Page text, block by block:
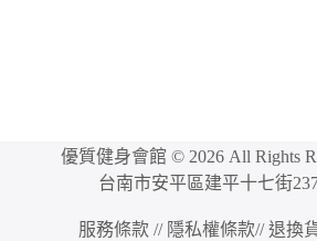
優質健身會館 © 2026 All Rights
台南市安平區建平十七街
服務條款 // 隱私權條款//退換